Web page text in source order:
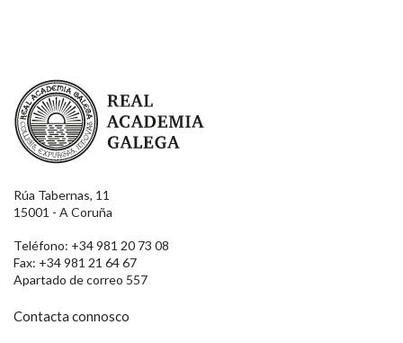
Real Academia Galega
Rúa Tabernas, 11
15001 - A Coruña
Teléfono: +34 981 20 73 08
Fax: +34 981 21 64 67
Apartado de correo 557
Contacta connosco